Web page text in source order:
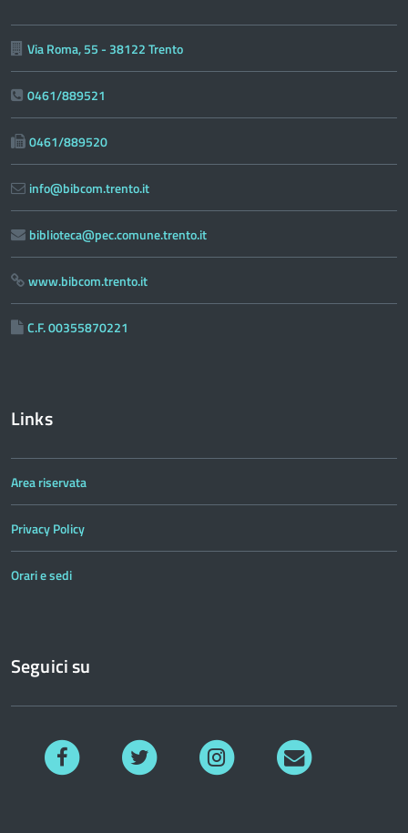
Via Roma, 55 - 38122 Trento
0461/889521
0461/889520
info@bibcom.trento.it
biblioteca@pec.comune.trento.it
www.bibcom.trento.it
C.F. 00355870221
Links
Area riservata
Privacy Policy
Orari e sedi
Seguici su
Facebook Instagram